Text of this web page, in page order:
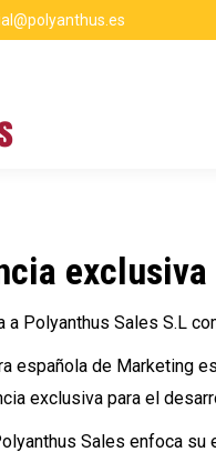
a Polyanthus Sales S.L
española de Marketing
exclusiva para el
Sales enfoca su